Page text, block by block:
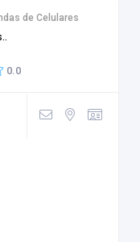
de Celulares
0.0